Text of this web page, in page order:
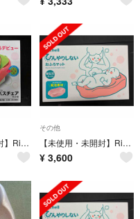
【未使用・未開封】Richell バスチェア マット付き
その他
【未使用・未開封】Richell ひんやりしないおふろマット
¥ 3,600